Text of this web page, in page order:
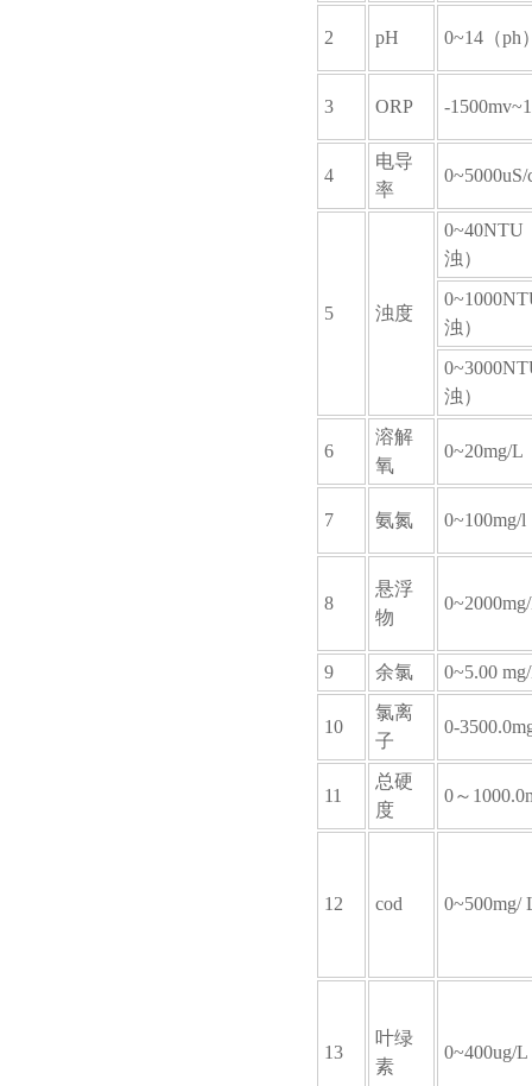
2 pH 0~14（ph
3 ORP -
4
电导
率
0~5000uS/
5 浊度
0~40NTU
浊）
浊）
浊）
6
溶解
氧
0~20mg/L
7 氨氮 0~100mg/l
8
悬浮
物
9 余氯 0~5.00
10
氯离
子
0-
11
总硬
度
0～
12 cod 0~500mg/
13
叶绿
素
0~400ug/L